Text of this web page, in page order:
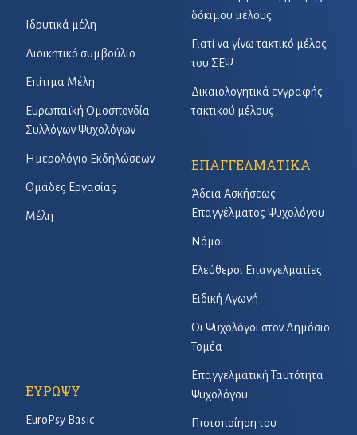
Ιδρυτικά μέλη
Διοικητικό συμβούλιο
Επίτιμα Μέλη
Ευρωπαϊκή Ομοσπονδία
Συλλόγων Ψυχολόγων
Ημερολόγιο Εκδηλώσεων
Ομάδες Εργασίας
Μέλη
δόκιμου μέλους
Γιατί να γίνω τακτικό μέλος
του ΣΕΨ
Δικαιολογητικά εγγραφής
τακτικού μέλους
ΕΠΑΓΓΕΛΜΑΤΙΚΑ
Άδεια Ασκήσεως
Επαγγέλματος Ψυχολόγου
Νόμοι
Ελεύθεροι Επαγγελματίες
Ειδική Αγωγή
Οι Ψυχολόγοι στον Δημόσιο
Τομέα
Επαγγελματική Ταυτότητα
Ψυχολόγου
Πιστοποίηση του
ΕΥΡΩΨΥ
EuroPsy Basic